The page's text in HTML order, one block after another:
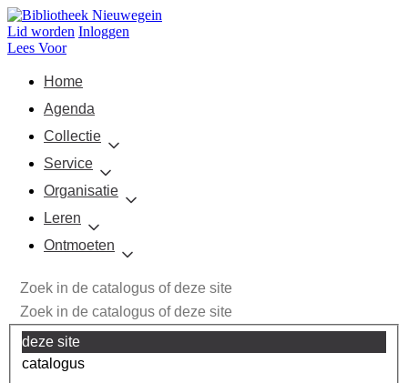
Lid worden Inloggen
Lees Voor
Home
Agenda
Collectie
Service
Organisatie
Leren
Ontmoeten
deze site
catalogus